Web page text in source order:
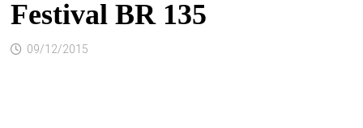
Festival BR 135
09/12/2015